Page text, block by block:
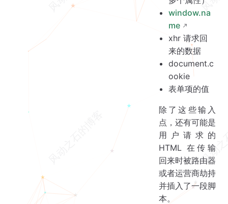
window.na
me
xhr 请求回
来的数据
document.c
ookie
表单项的值
除了这些输入
点，还有可能是
用户请求的
HTML 在传输
回来时被路由器
或者运营商劫持
并插入了一段脚
本。